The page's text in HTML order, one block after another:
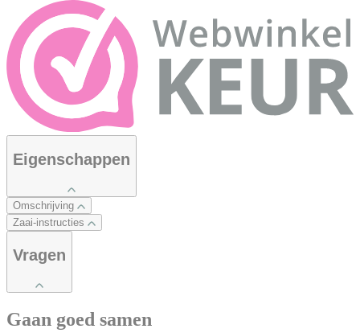
Eigenschappen
Omschrijving
Zaai-instructies
Vragen
Gaan goed samen